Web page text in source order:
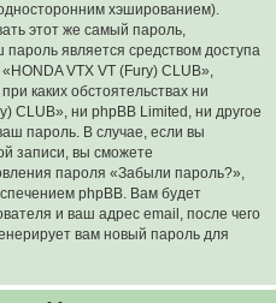
хэшированием).
этот же самый пароль,
пароль является средством доступа
VTX VT (Fury) CLUB»,
каких обстоятельствах ни
CLUB», ни phpBB Limited, ни другое
пароль. В случае, если вы
записи, вы сможете
пароля «Забыли пароль?»,
phpBB. Вам будет
и ваш адрес email, после чего
вам новый пароль для